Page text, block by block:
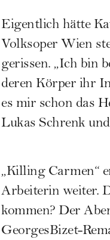
Eigentlich hätte
Volksoper Wien
gerissen. „Ich bin
deren Körper ihr
es mir schon das
Lukas Schrenk
„Killing Carmen“
Arbeiterin weiter.
kommen? Der
GeorgesBizet-